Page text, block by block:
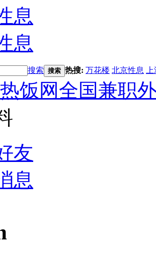
息
息
搜索 搜索 热搜: 万花楼 北京性息
饭网全国兼职
友
息